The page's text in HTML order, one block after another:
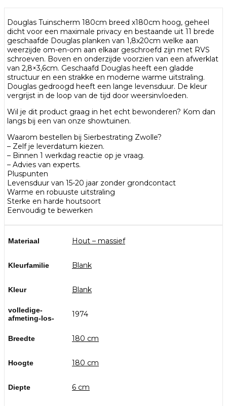
Douglas Tuinscherm 180cm breed x180cm hoog, geheel
dicht voor een maximale privacy en bestaande uit 11 brede
geschaafde Douglas planken van 1,8x20cm welke aan
weerzijde om-en-om aan elkaar geschroefd zijn met RVS
schroeven. Boven en onderzijde voorzien van een afwerklat
van 2,8×3,6cm. Geschaafd Douglas heeft een gladde
structuur en een strakke en moderne warme uitstraling.
Douglas gedroogd heeft een lange levensduur. De kleur
vergrijst in de loop van de tijd door weersinvloeden.
Wil je dit product graag in het echt bewonderen? Kom dan
langs bij een van onze showtuinen.
Waarom bestellen bij Sierbestrating Zwolle?
– Zelf je leverdatum kiezen.
– Binnen 1 werkdag reactie op je vraag.
– Advies van experts.
Pluspunten
Levensduur van 15-20 jaar zonder grondcontact
Warme en robuuste uitstraling
Sterke en harde houtsoort
Eenvoudig te bewerken
Materiaal Hout – massief
Kleurfamilie Blank
Kleur Blank
volledige-
afmeting-los-
1974
Breedte 180 cm
Hoogte 180 cm
Diepte 6 cm